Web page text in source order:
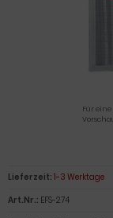
Für
Lieferzeit: 1-3 Werktage
Art.Nr.: EFS-274